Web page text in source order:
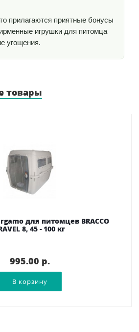
прилагаются приятные бонусы
игрушки для питомца
угощения.
товары
для питомцев BRACCO
8, 45 - 100 кг
995.00 p.